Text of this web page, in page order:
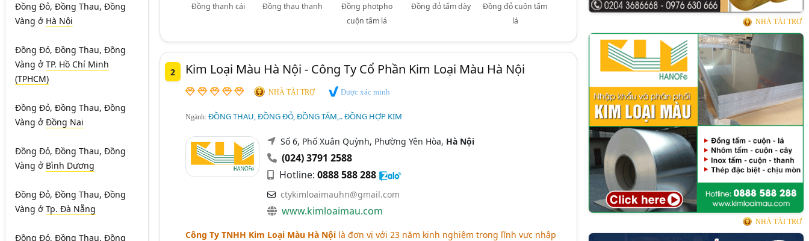
Đồng Đỏ, Đồng Thau, Đồng
Vàng ở Hà Nội
Đồng Đỏ, Đồng Thau, Đồng
Vàng ở TP. Hồ Chí Minh
(TPHCM)
Đồng Đỏ, Đồng Thau, Đồng
Vàng ở Đồng Nai
Đồng Đỏ, Đồng Thau, Đồng
Vàng ở Bình Dương
Đồng Đỏ, Đồng Thau, Đồng
Vàng ở Tp. Đà Nẵng
Đồng Đỏ, Đồng Thau, Đồng
Đồng thanh cái Đồng thau thanh
Đồng photpho
cuộn tấm lá
Đồng đỏ tấm dày
Đồng đỏ cuộn tấm
lá
2 Kim Loại Màu Hà Nội - Công Ty Cổ Phần Kim Loại Màu Hà Nội
NHÀ TÀI TRỢ Được xác minh
Ngành: ĐỒNG THAU, ĐỒNG ĐỎ, ĐỒNG TẤM,.. ĐỒNG HỢP KIM
Số 6, Phố Xuân Quỳnh, Phường Yên Hòa, Hà Nội
(024) 3791 2588
Hotline: 0888 588 288
ctykimloaimauhn@gmail.com
www.kimloaimau.com
Công Ty TNHH Kim Loại Màu Hà Nộilà đơn vị với 23 năm kinh nghiệm trong lĩnh vực nhập
NHÀ TÀI TRỢ
NHÀ TÀI TRỢ